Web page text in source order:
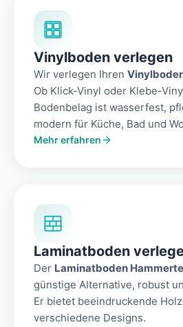
Vinylboden verlegen
Wir verlegen Ihren
Ob Klick-Vinyl oder Klebe-
Bodenbelag ist wasserfest,
modern für Küche, Bad und
Mehr erfahren
Laminatboden
Der Laminatboden
günstige Alternative, robust
Er bietet beeindruckende
verschiedene Designs.